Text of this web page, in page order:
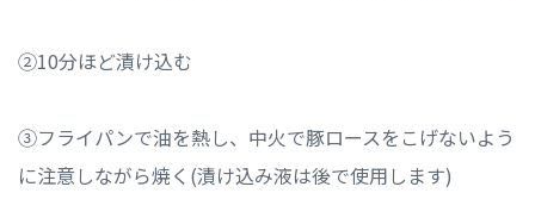
②10分ほど漬け込む
③フライパンで油を熱し、中火で豚ロースをこげないよう
に注意しながら焼く(漬け込み液は後で使用します)